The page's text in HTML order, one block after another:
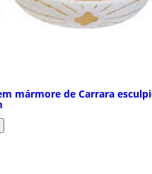
mármore de Carrara